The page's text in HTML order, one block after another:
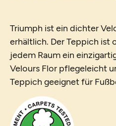
Triumph ist ein dichter
erhältlich. Der Teppich ist
jedem Raum ein
Velours Flor pflegeleicht
Teppich geeignet für